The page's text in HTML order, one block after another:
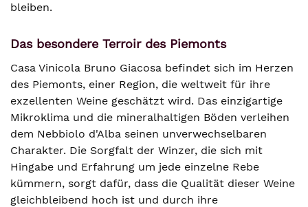
bleiben.
Das besondere Terroir des Piemonts
Casa Vinicola Bruno Giacosa befindet sich im Herzen
des Piemonts, einer Region, die weltweit für ihre
exzellenten Weine geschätzt wird. Das einzigartige
Mikroklima und die mineralhaltigen Böden verleihen
dem Nebbiolo d'Alba seinen unverwechselbaren
Charakter. Die Sorgfalt der Winzer, die sich mit
Hingabe und Erfahrung um jede einzelne Rebe
kümmern, sorgt dafür, dass die Qualität dieser Weine
gleichbleibend hoch ist und durch ihre